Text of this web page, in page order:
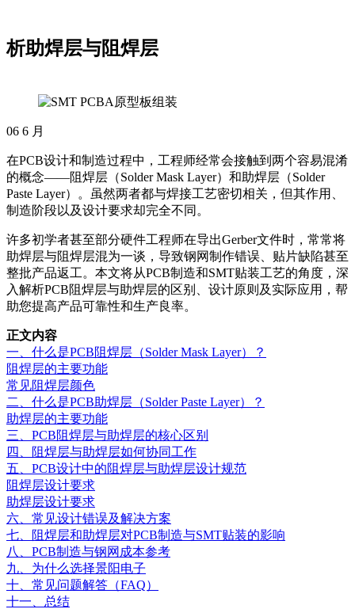
析助焊层与阻焊层
06 6 月
在PCB设计和制造过程中，工程师经常会接触到两个容易混淆
的概念——阻焊层（Solder Mask Layer）和助焊层（Solder
Paste Layer）。虽然两者都与焊接工艺密切相关，但其作用、
制造阶段以及设计要求却完全不同。
许多初学者甚至部分硬件工程师在导出Gerber文件时，常常将
助焊层与阻焊层混为一谈，导致钢网制作错误、贴片缺陷甚至
整批产品返工。本文将从PCB制造和SMT贴装工艺的角度，深
入解析PCB阻焊层与助焊层的区别、设计原则及实际应用，帮
助您提高产品可靠性和生产良率。
正文内容
一、什么是PCB阻焊层（Solder Mask Layer）？
阻焊层的主要功能
常见阻焊层颜色
二、什么是PCB助焊层（Solder Paste Layer）？
助焊层的主要功能
三、PCB阻焊层与助焊层的核心区别
四、阻焊层与助焊层如何协同工作
五、PCB设计中的阻焊层与助焊层设计规范
阻焊层设计要求
助焊层设计要求
六、常见设计错误及解决方案
七、阻焊层和助焊层对PCB制造与SMT贴装的影响
八、PCB制造与钢网成本参考
九、为什么选择景阳电子
十、常见问题解答（FAQ）
十一、总结